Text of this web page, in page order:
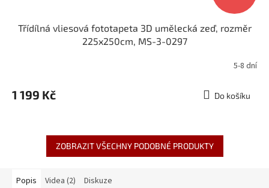
Třídílná vliesová fototapeta 3D umělecká zeď, rozměr
225x250cm, MS-3-0297
5-8 dní
1 199 Kč Do košíku
ZOBRAZIT VŠECHNY PODOBNÉ PRODUKTY
Popis Videa (2) Diskuze